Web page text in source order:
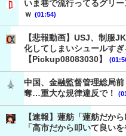
いま巷で流行ってるグリ
ｗ (01:54)
【悲報動画】USJ、制服
化してしまいシュールす
【Pickup08083030】
中国、金融監督管理総局
奪…重大な規律違反で！
【速報】蓮舫「蓮舫だか
「高市だから叩いて良い